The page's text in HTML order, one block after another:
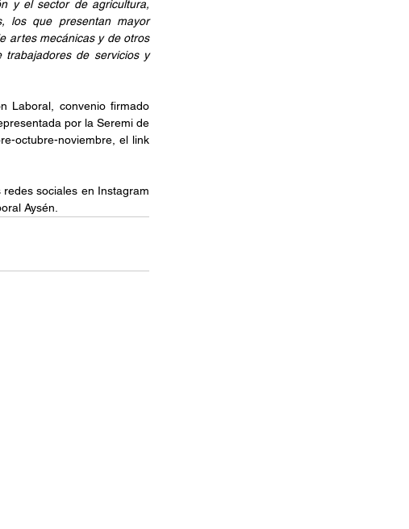
y el sector de agricultura,
los que presentan mayor
artes mecánicas y de otros
de servicios y
Laboral, convenio firmado
por la Seremi de
octubre-noviembre, el link
sociales en Instagram
Aysén.